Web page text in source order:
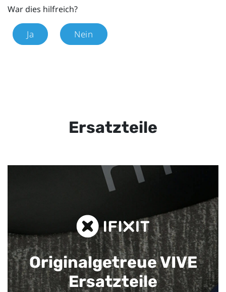
War dies hilfreich?
Ja Nein
Ersatzteile
Originalgetreue VIVE
Ersatzteile